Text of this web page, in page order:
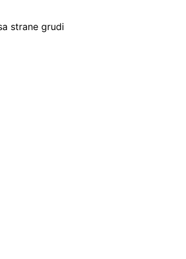
strane grudi